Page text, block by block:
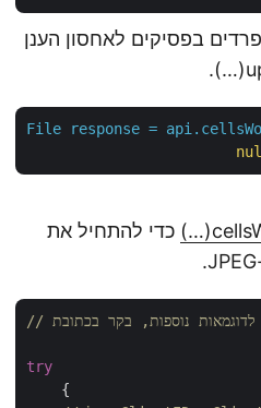
בפסיקים לאחסון הענן
File response =
כדי להתחיל את
try
    {